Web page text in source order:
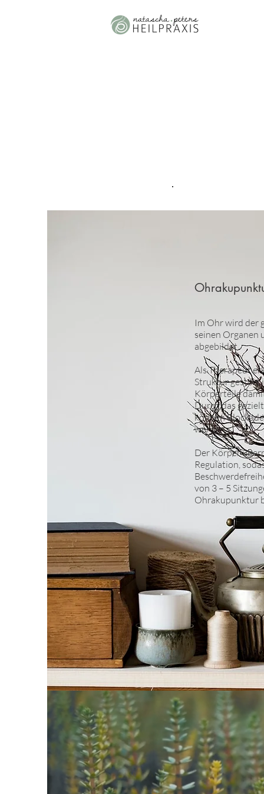
Im Ohr wird der
seinen Organen
abgebildet.
Als Therapeut
Struktur gestört
Körperteile
Durch das
können
werden.
Der Körper
Regulation,
von 3 – 5
Ohrakupunktur